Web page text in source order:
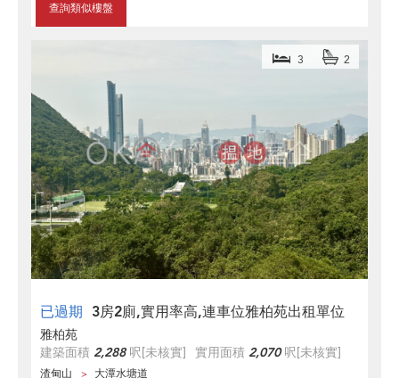
查詢類似樓盤
已過期 3房2廁,實用率高,連車位雅柏苑出租單位
3 2
雅柏苑
建築面積 2,288呎[未核實] 實用面積 2,070呎[未核實]
渣甸山 大潭水塘道